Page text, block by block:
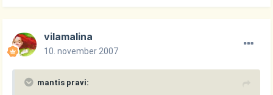
vilamalina
10. november 2007
mantis pravi: